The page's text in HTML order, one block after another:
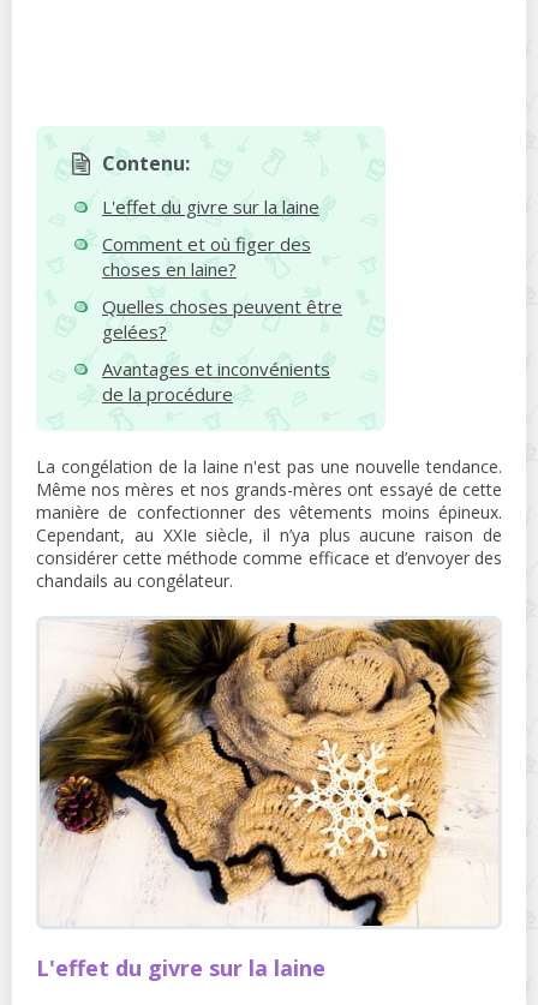
Contenu:
L'effet du givre sur la laine
Comment et où figer des
choses en laine?
Quelles choses peuvent être
gelées?
Avantages et inconvénients
de la procédure
La congélation de la laine n'est pas une nouvelle tendance.
Même nos mères et nos grands-mères ont essayé de cette
manière de confectionner des vêtements moins épineux.
Cependant, au XXIe siècle, il n’ya plus aucune raison de
considérer cette méthode comme efficace et d’envoyer des
chandails au congélateur.
L'effet du givre sur la laine